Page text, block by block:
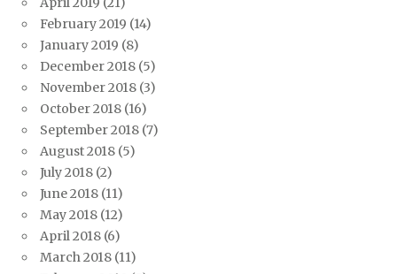
February 2019 (14)
January 2019 (8)
December 2018 (5)
November 2018 (3)
October 2018 (16)
September 2018 (7)
August 2018 (5)
July 2018 (2)
June 2018 (11)
May 2018 (12)
April 2018 (6)
March 2018 (11)